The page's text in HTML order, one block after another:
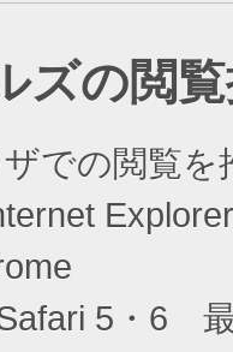
ズの閲
での閲覧を
5・6